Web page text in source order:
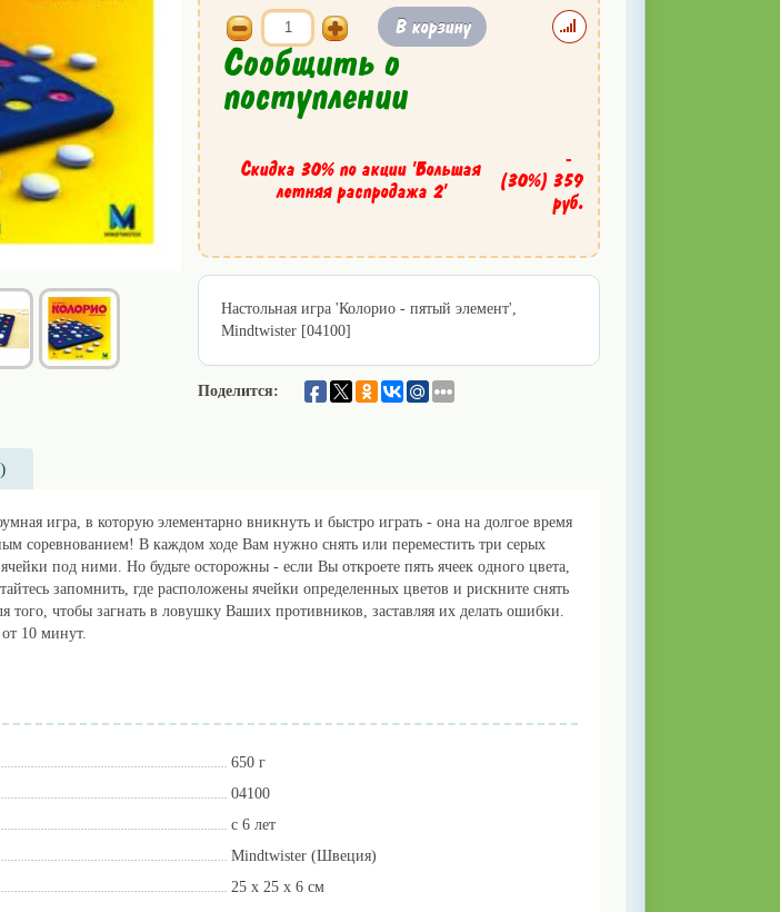
В корзину
Сообщить о
поступлении
Скидка 30% по акции 'Большая
летняя распродажа 2'
(30%)
-
359
руб.
Настольная игра 'Колорио - пятый элемент',
Mindtwister [04100]
Поделится:
)
игра, в которую элементарно вникнуть и быстро играть - она на долгое время
соревнованием! В каждом ходе Вам нужно снять или переместить три серых
под ними. Но будьте осторожны - если Вы откроете пять ячеек одного цвета,
запомнить, где расположены ячейки определенных цветов и рискните снять
чтобы загнать в ловушку Ваших противников, заставляя их делать ошибки.
10 минут.
650 г
04100
с 6 лет
Mindtwister (Швеция)
25 x 25 x 6 см